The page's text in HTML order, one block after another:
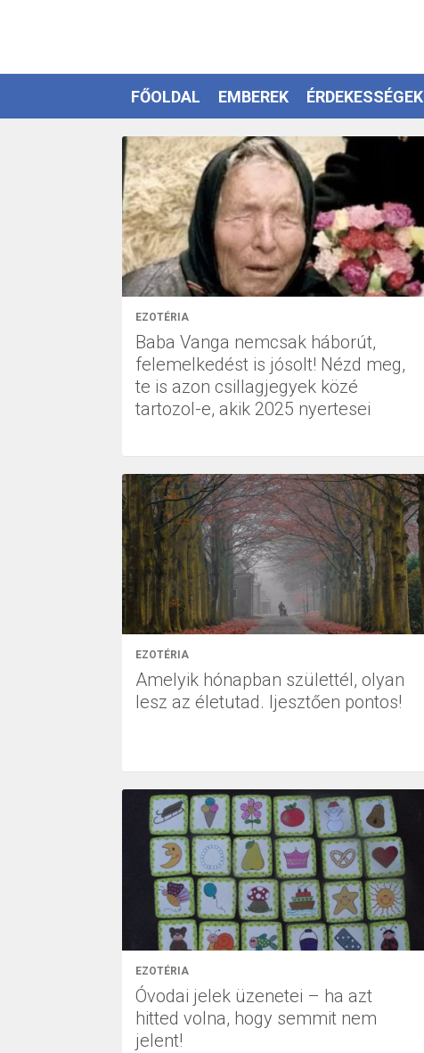
FŐOLDAL EMBEREK ÉRDEKESSÉGEK
EZOTÉRIA
EZOTÉRIA
Baba Vanga nemcsak háborút,
felemelkedést is jósolt! Nézd meg,
te is azon csillagjegyek közé
tartozol-e, akik 2025 nyertesei
EZOTÉRIA
Amelyik hónapban születtél, olyan
lesz az életutad. Ijesztően pontos!
EZOTÉRIA
Óvodai jelek üzenetei – ha azt
hitted volna, hogy semmit nem
jelent!